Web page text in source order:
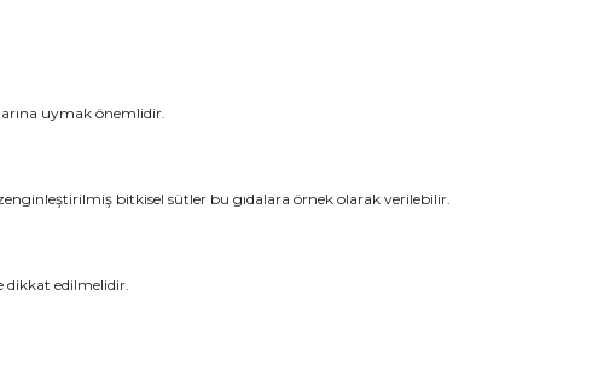
uymak önemlidir.
bitkisel sütler bu gıdalara örnek olarak verilebilir.
edilmelidir.